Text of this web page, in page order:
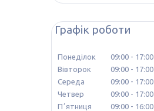
Графік роботи
Понеділок 09:00
17:00
Вівторок
09:00
17:00
Середа
09:00
17:00
Четвер
09:00
17:00
Пʼятниця
09:00
16:00